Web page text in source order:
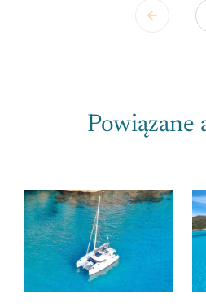
Powiązane